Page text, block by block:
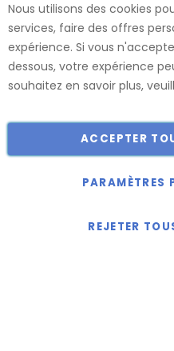
renommés. Ces panneaux
usines, ce qui nous permet
de dimensions et de finitions.
Catalogue
Tous droits réservés.
Nous utilisons des cookies
services, faire des offres
expérience. Si vous
dessous, votre expérience
souhaitez en savoir plus,
ACCEPTER
PARAMÈTRES
REJETER